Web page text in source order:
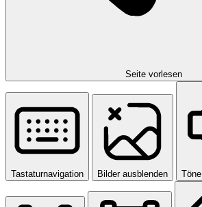
Seite vorlesen
Tastaturnavigation Bilder ausblenden